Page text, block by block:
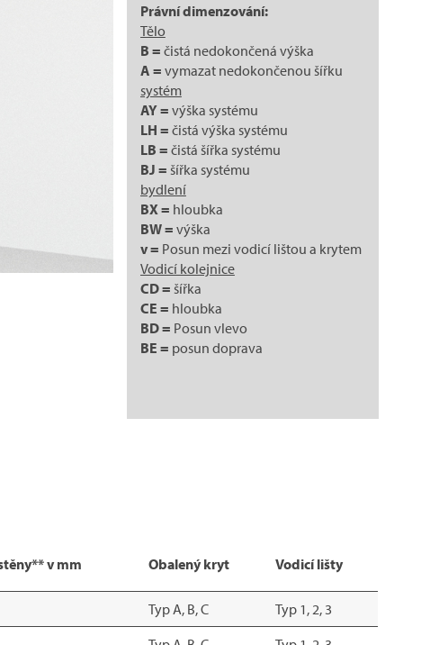
Právní dimenzování:
Tělo
B = čistá nedokončená výška
A = vymazat nedokončenou šířku
systém
AY = výška systému
LH = čistá výška systému
LB = čistá šířka systému
BJ = šířka systému
bydlení
BX = hloubka
BW = výška
v = Posun mezi vodicí lištou a krytem
Vodicí kolejnice
CD = šířka
CE = hloubka
BD = Posun vlevo
BE = posun doprava
v mm Obalený kryt Vodicí lišty
Typ A, B, C
Typ 1, 2, 3